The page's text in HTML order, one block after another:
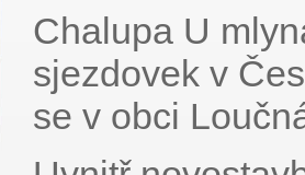
Chalupa U
sjezdovek v
se v obci